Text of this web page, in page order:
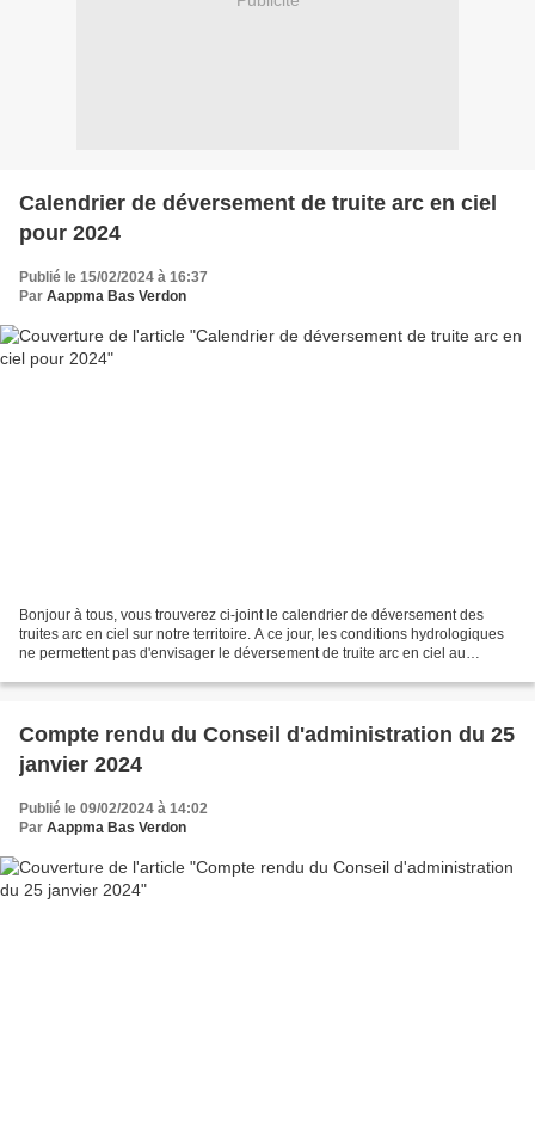
Calendrier de déversement de truite arc en ciel
pour 2024
Publié le 15/02/2024 à 16:37
Par Aappma Bas Verdon
Bonjour à tous, vous trouverez ci-joint le calendrier de déversement des
truites arc en ciel sur notre territoire. A ce jour, les conditions hydrologiques
ne permettent pas d'envisager le déversement de truite arc en ciel au
Compte rendu du Conseil d'administration du 25
janvier 2024
Publié le 09/02/2024 à 14:02
Par Aappma Bas Verdon